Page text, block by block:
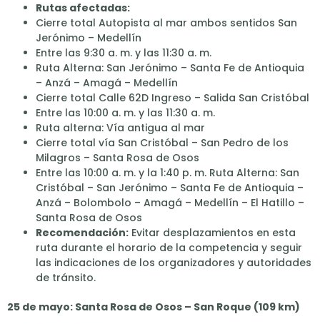
Rutas afectadas:
Cierre total Autopista al mar ambos sentidos San
Jerónimo – Medellín
Entre las 9:30 a. m. y las 11:30 a. m.
Ruta Alterna: San Jerónimo – Santa Fe de Antioquia
– Anzá – Amagá – Medellín
Cierre total Calle 62D Ingreso – Salida San Cristóbal
Entre las 10:00 a. m. y las 11:30 a. m.
Ruta alterna: Vía antigua al mar
Cierre total vía San Cristóbal – San Pedro de los
Milagros – Santa Rosa de Osos
Entre las 10:00 a. m. y la 1:40 p. m. Ruta Alterna: San
Cristóbal – San Jerónimo – Santa Fe de Antioquia –
Anzá – Bolombolo – Amagá – Medellín – El Hatillo –
Santa Rosa de Osos
Recomendación: Evitar desplazamientos en esta
ruta durante el horario de la competencia y seguir
las indicaciones de los organizadores y autoridades
de tránsito.
25 de mayo: Santa Rosa de Osos – San Roque (109 km)